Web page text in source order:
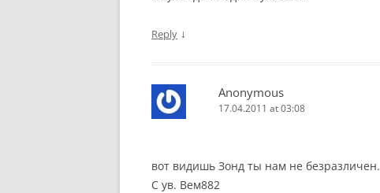
Reply ↓
Anonymous
17.04.2011 at 03:08
вот видишь Зонд ты нам не безразличен.
С ув. Вем882